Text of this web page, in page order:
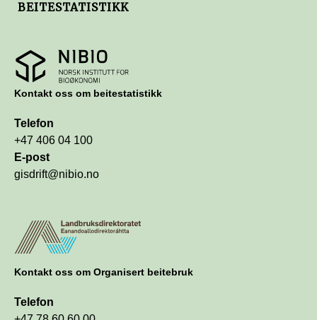
BEITESTATISTIKK
https://nibio.no
Kontakt oss om beitestatistikk
Telefon
+47 406 04 100
E-post
gisdrift@nibio.no
Kontakt oss om Organisert beitebruk
Telefon